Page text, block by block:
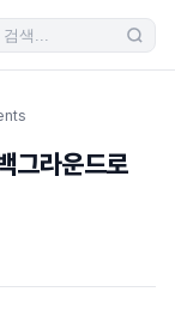
그라운드로